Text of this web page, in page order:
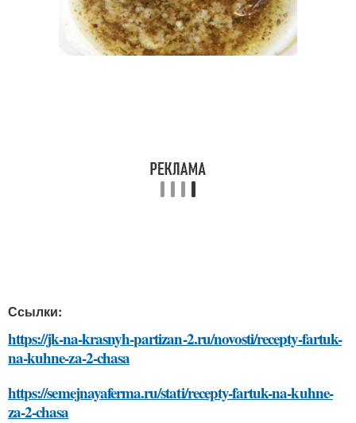
Ссылки:
https://jk-na-krasnyh-partizan-2.ru/novosti/recepty-fartuk-
na-kuhne-za-2-chasa
https://semejnayaferma.ru/stati/recepty-fartuk-na-kuhne-
za-2-chasa